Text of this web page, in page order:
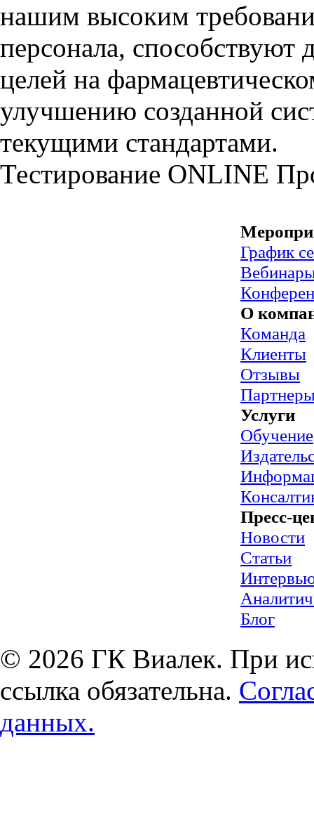
нашим высоким
персонала,
целей на
улучшению созданной
текущими стандартами.
Тестирование ONLINE
График
О
Команда
Клиенты
Отзывы
Услуги
Обучение
Пресс-
Новости
Статьи
Блог
© 2026 ГК Виалек. При
ссылка обязательна.
данных.